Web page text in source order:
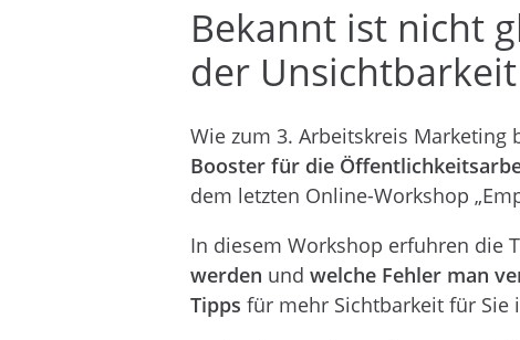
Bekannt ist nicht
der
Wie zum 3. Arbeitskreis Marketing
Booster für die
dem letzten Online-Workshop
In diesem Workshop erfuhren die
werden und welche Fehler man
Tipps für mehr Sichtbarkeit für Sie